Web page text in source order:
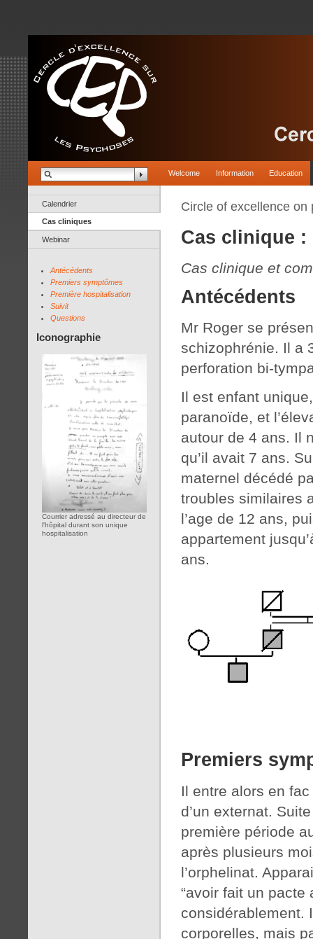
Welcome Information Education
Calendrier
Cas cliniques
Webinar
Antécédents
Premiers symptômes
Première hospitalisation
Suivit
Questions
Iconographie
Courrier adressé au directeur de
l'hôpital durant son unique
hospitalisation
Circle of excellence on
Cas clinique :
Cas clinique et
Antécédents
Mr Roger se
schizophrénie. Il a
perforation bi-
Il est enfant
paranoïde, et
autour de 4 ans. Il
qu’il avait 7 ans.
maternel décédé
troubles similaires
l’age de 12 ans,
appartement
ans.
Premiers
Il entre alors en
d’un externat.
première période
après plusieurs
l’orphelinat.
“avoir fait un pacte
considérablement.
corporelles, mais